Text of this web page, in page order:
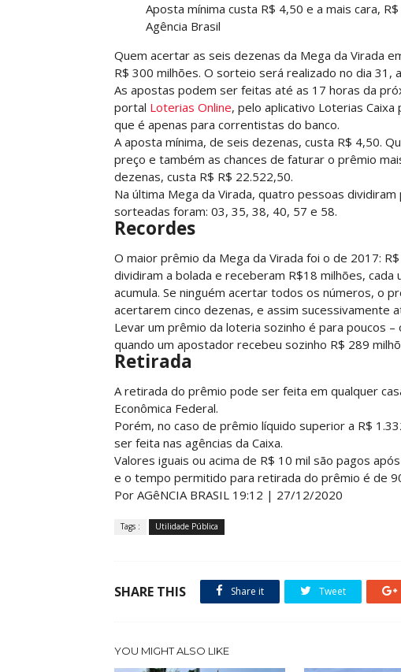
Aposta mínima custa R$ 4,50 e a mais cara,
Agência Brasil
Quem acertar as seis dezenas da Mega da Virada
R$ 300 milhões. O sorteio será realizado no dia 31,
As apostas podem ser feitas até as 17 horas da
portal Loterias Online, pelo aplicativo Loterias Caixa
que é apenas para correntistas do banco.
A aposta mínima, de seis dezenas, custa R$ 4,50.
preço e também as chances de faturar o prêmio
dezenas, custa R$ R$ 22.522,50.
Na última Mega da Virada, quatro pessoas
sorteadas foram: 03, 35, 38, 40, 57 e 58.
Recordes
O maior prêmio da Mega da Virada foi o de 2017:
dividiram a bolada e receberam R$18 milhões, cada
acumula. Se ninguém acertar todos os números, o
acertarem cinco dezenas, e assim sucessivamente
Levar um prêmio da loteria sozinho é para poucos
quando um apostador recebeu sozinho R$ 289
Retirada
A retirada do prêmio pode ser feita em qualquer
Econômica Federal.
Porém, no caso de prêmio líquido superior a R$
ser feita nas agências da Caixa.
Valores iguais ou acima de R$ 10 mil são pagos
e o tempo permitido para retirada do prêmio é de
Por AGêNCIA BRASIL 19:12 | 27/12/2020
Tags : Utilidade Pública
SHARE THIS Share it Tweet
YOU MIGHT ALSO LIKE